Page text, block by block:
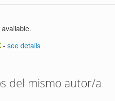
-see details
del mismo autor/a